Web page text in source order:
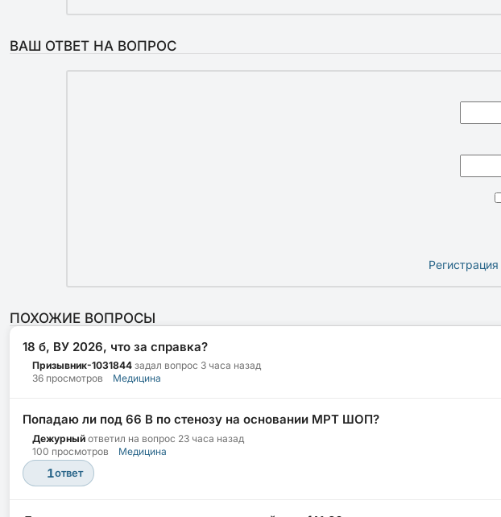
ВАШ ОТВЕТ НА ВОПРОС
Регистрация
ПОХОЖИЕ ВОПРОСЫ
18 б, ВУ 2026, что за справка?
Призывник-1031844 задал вопрос 3 часа назад
36 просмотров
Медицина
Попадаю ли под 66 В по стенозу на основании МРТ ШОП?
Дежурный ответил на вопрос 23 часа назад
100 просмотров
Медицина
1ответ